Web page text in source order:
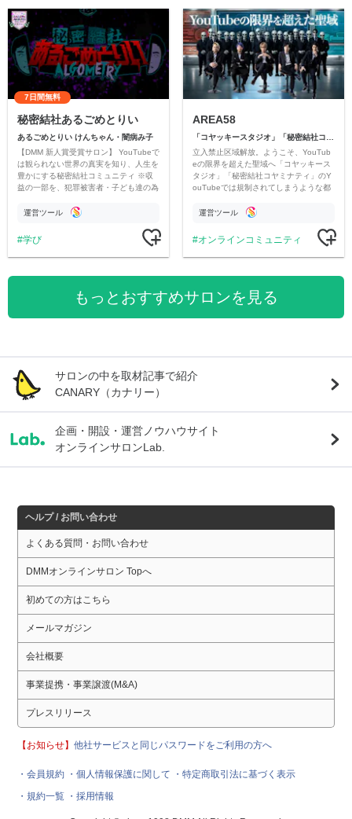
7日間無料
秘密結社あるごめとりい
あるごめとりい けんちゃん・闇病み子
【DMM 新人賞受賞サロン】 YouTubeで
は観られない世界の真実を知り、人生を
豊かにする秘密結社コミュニティ ※収
益の一部を、犯罪被害者・子ども達の為
す運営ツール
学び
AREA58
立入禁止区域解放。ようこそ、YouTub
eの限界を超えた聖域へ「コヤッキース
タジオ」「秘密結社コヤミナティ」のY
ouTubeでは規制されてしまうような都
公開。
運営ツール
オンラインコミュニティ
もっとおすすめサロンを見る
サロンの中を取材記事で紹介
CANARY（カナリー）
企画・開設・運営ノウハウサイト
オンラインサロンLab.
ヘルプ / お問い合わせ
よくある質問・お問い合わせ
DMMオンラインサロン Topへ
初めての方はこちら
メールマガジン
会社概要
事業提携・事業譲渡(M&A)
プレスリリース
【お知らせ】他社サービスと同じパスワードをご利用の方へ
・会員規約 ・個人情報保護に関して
・特定商取引法に基づく表示
・規約一覧 ・採用情報